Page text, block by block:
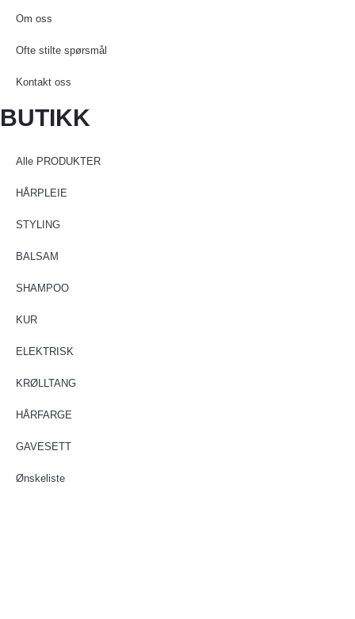
Om oss
Ofte stilte spørsmål
Kontakt oss
BUTIKK
Alle PRODUKTER
HÅRPLEIE
STYLING
BALSAM
SHAMPOO
KUR
ELEKTRISK
KRØLLTANG
HÅRFARGE
GAVESETT
Ønskeliste